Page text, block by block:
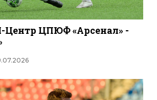
Центр ЦПЮФ «Арсенал» -